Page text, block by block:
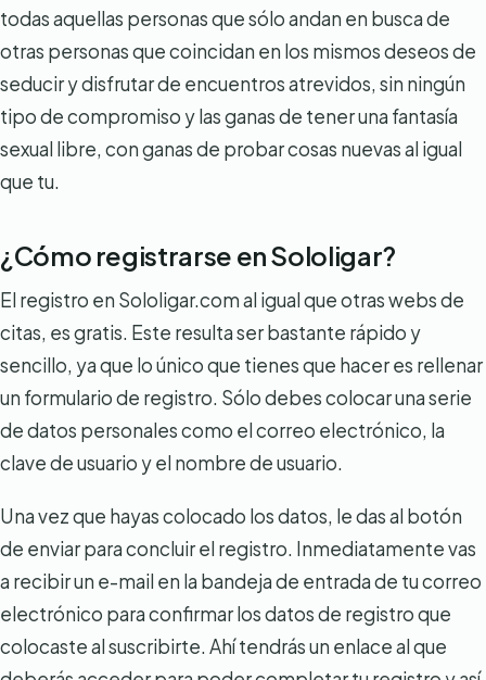
todas aquellas personas que sólo andan en busca de
otras personas que coincidan en los mismos deseos de
seducir y disfrutar de encuentros atrevidos, sin ningún
tipo de compromiso y las ganas de tener una fantasía
sexual libre, con ganas de probar cosas nuevas al igual
que tu.
¿Cómo registrarse en Sololigar?
El registro en Sololigar.com al igual que otras webs de
citas, es gratis. Este resulta ser bastante rápido y
sencillo, ya que lo único que tienes que hacer es rellenar
un formulario de registro. Sólo debes colocar una serie
de datos personales como el correo electrónico, la
clave de usuario y el nombre de usuario.
Una vez que hayas colocado los datos, le das al botón
de enviar para concluir el registro. Inmediatamente vas
a recibir un e-mail en la bandeja de entrada de tu correo
electrónico para confirmar los datos de registro que
colocaste al suscribirte. Ahí tendrás un enlace al que